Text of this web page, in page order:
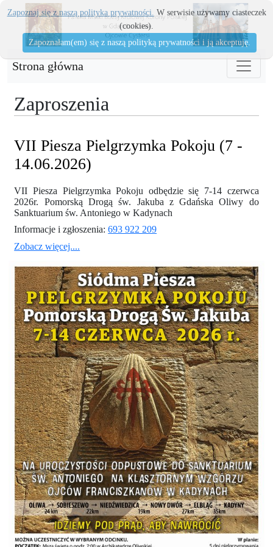
Strona główna
Zaproszenia
VII Piesza Pielgrzymka Pokoju (7 -
14.06.2026)
VII Piesza Pielgrzymka Pokoju odbędzie się 7-14 czerwca
2026r. Pomorską Drogą św. Jakuba z Gdańska Oliwy do
Sanktuarium św. Antoniego w Kadynach
Informacje i zgłoszenia:693 922 209
Zobacz więcej....
Zapoznaj się z naszą polityka prywatności. W serwisie używamy ciasteczek
(cookies).
Zapoznałam(em) się z naszą polityką prywatności i ją akceptuję.